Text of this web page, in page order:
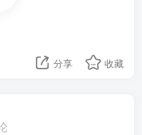
分享 收藏